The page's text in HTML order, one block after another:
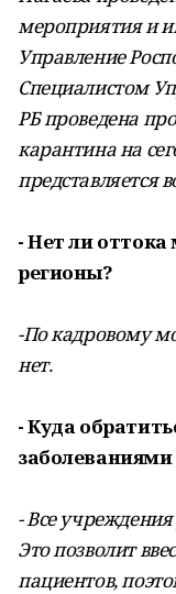
мероприятия и
Управление
Специалистом
РБ проведена
карантина на
представляется
- Нет ли
регионы?
-По кадровому
нет.
- Куда
- Все учреждения
Это позволит
пациентов,